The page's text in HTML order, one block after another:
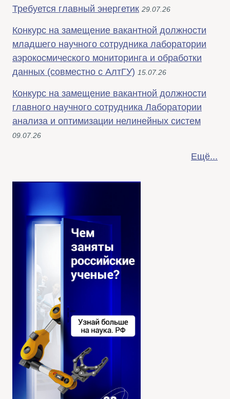
Требуется главный энергетик 29.07.26
Конкурс на замещение вакантной должности
младшего научного сотрудника лаборатории
аэрокосмического мониторинга и обработки
данных (совместно с АлтГУ) 15.07.26
Конкурс на замещение вакантной должности
главного научного сотрудника Лаборатории
анализа и оптимизации нелинейных систем
09.07.26
Ещё...